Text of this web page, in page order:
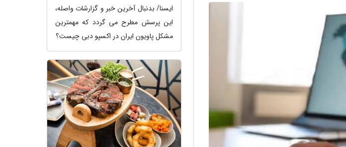
ایسنا/ بدنبال آخرین خبر و گزارشات واصله،
این پرسش مطرح می گردد که مهمترین
مشکل پاویون ایران در اکسپو دبی چیست؟